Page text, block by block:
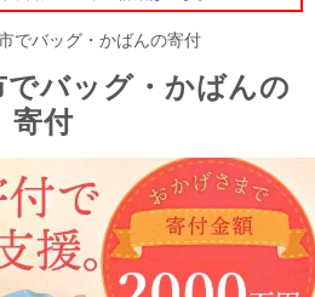
でバッグ・かばんの寄付
でバッグ・かばんの
寄付